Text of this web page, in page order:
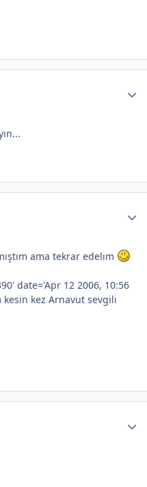
ama tekrar edelım
date='Apr 12 2006, 10:56
kez Arnavut sevgili